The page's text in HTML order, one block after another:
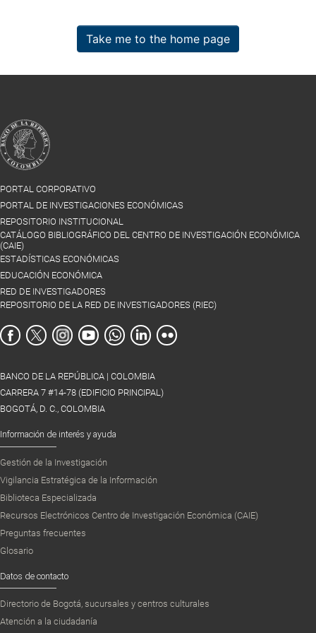
Take me to the home page
PORTAL CORPORATIVO
PORTAL DE INVESTIGACIONES ECONÓMICAS
REPOSITORIO INSTITUCIONAL
CATÁLOGO BIBLIOGRÁFICO DEL CENTRO DE INVESTIGACIÓN ECONÓMICA
(CAIE)
ESTADÍSTICAS ECONÓMICAS
EDUCACIÓN ECONÓMICA
RED DE INVESTIGADORES
REPOSITORIO DE LA RED DE INVESTIGADORES (RIEC)
BANCO DE LA REPÚBLICA | COLOMBIA
CARRERA 7 #14-78 (EDIFICIO PRINCIPAL)
BOGOTÁ, D. C., COLOMBIA
Información de interés y ayuda
Gestión de la Investigación
Vigilancia Estratégica de la Información
Biblioteca Especializada
Recursos Electrónicos Centro de Investigación Económica (CAIE)
Preguntas frecuentes
Glosario
Datos de contacto
Directorio de Bogotá, sucursales y centros culturales
Atención a la ciudadanía